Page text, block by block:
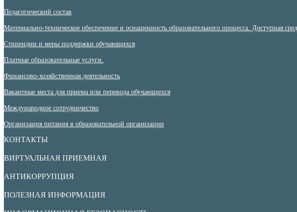
Педагогический состав
Материально-техническое обеспечение и оснащенность образовательного процесса. Доступная
Стипендии и меры поддержки обучающихся
Платные образовательные услуги.
Финансово-хозяйственная деятельность
Вакантные места для приема или перевода обучающихся
Международное сотрудничество
Организация питания в образовательной организации
КОНТАКТЫ
ВИРТУАЛЬНАЯ ПРИЕМНАЯ
АНТИКОРРУПЦИЯ
ПОЛЕЗНАЯ ИНФОРМАЦИЯ